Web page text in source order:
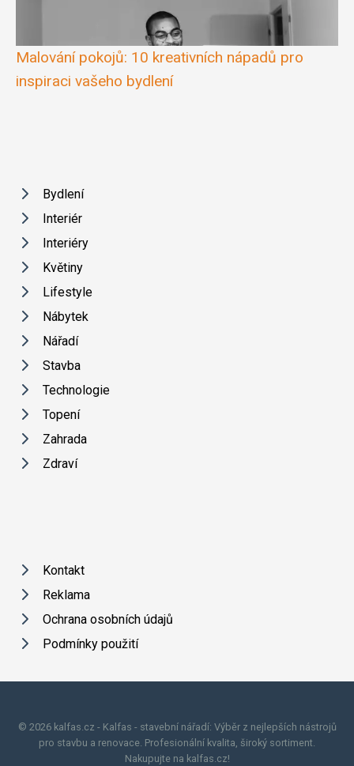
Malování pokojů: 10 kreativních nápadů pro
inspiraci vašeho bydlení
Bydlení
Interiér
Interiéry
Květiny
Lifestyle
Nábytek
Nářadí
Stavba
Technologie
Topení
Zahrada
Zdraví
Kontakt
Reklama
Ochrana osobních údajů
Podmínky použití
© 2026 kalfas.cz - Kalfas - stavební nářadí: Výběr z nejlepších nástrojů
pro stavbu a renovace. Profesionální kvalita, široký sortiment.
Nakupujte na kalfas.cz!